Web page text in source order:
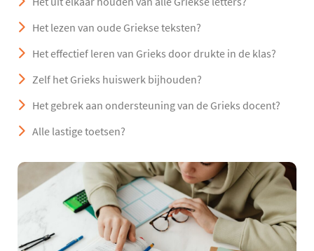
Het lezen van oude Griekse teksten?
Het effectief leren van Grieks door drukte in de klas?
Zelf het Grieks huiswerk bijhouden?
Het gebrek aan ondersteuning van de Grieks docent?
Alle lastige toetsen?